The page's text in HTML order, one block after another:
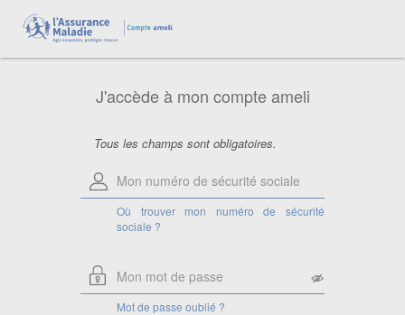
J'accède à mon compte ameli
Tous les champs sont obligatoires.
Où trouver mon numéro de sécurité
sociale ?
sociale
Saisissez votre numéro de sécurité
Attention, si vous êtes ayant droit,
saisissez le numéro de sécurité sociale
rattaché.
Mot de passe oublié ?